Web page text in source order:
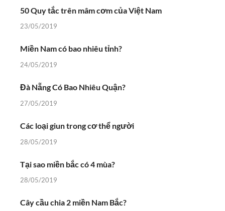
50 Quy tắc trên mâm cơm của Việt Nam
23/05/2019
Miền Nam có bao nhiêu tỉnh?
24/05/2019
Đà Nẵng Có Bao Nhiêu Quận?
27/05/2019
Các loại giun trong cơ thể người
28/05/2019
Tại sao miền bắc có 4 mùa?
28/05/2019
Cây cầu chia 2 miền Nam Bắc?